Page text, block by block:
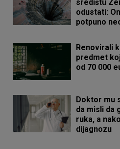
središtu
odustati:
potpuno
Renovirali
predmet
od 70 000
Doktor mu
da misli da
ruka, a
dijagnozu